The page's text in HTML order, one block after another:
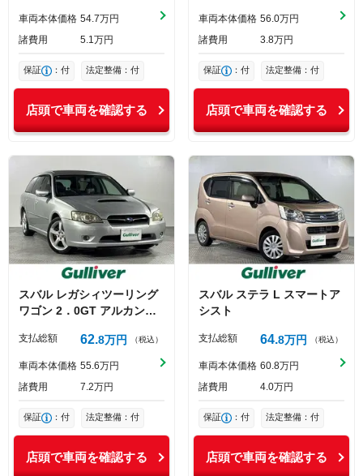
車両本体価格 54 7万円
諸費用
5 1万円
保証 ：付 法定整備：付
店頭で車両を確認する
車両本体価格 56 0万円
諸費用
3 8万円
保証 ：付 法定整備：付
店頭で車両を確認する
スバル レガシィツーリング
ワゴン 2．0GT アルカンタ
支払総額 62 8万円 （税込）
車両本体価格 55 6万円
諸費用
7 2万円
保証 ：付 法定整備：付
店頭で車両を確認する
スバル ステラ L スマートア
シスト
支払総額 64 8万円 （税込）
車両本体価格 60 8万円
諸費用
4 0万円
保証 ：付 法定整備：付
店頭で車両を確認する